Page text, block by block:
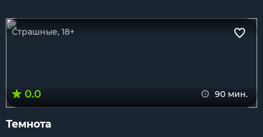
Страшные, 18+
0.0 90 мин.
Темнота